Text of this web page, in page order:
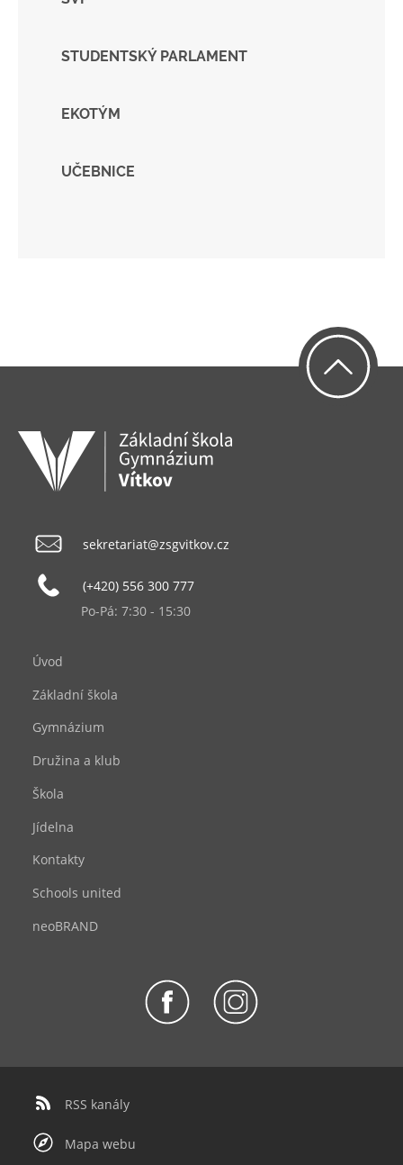
STUDENTSKÝ PARLAMENT
EKOTÝM
UČEBNICE
sekretariat@zsgvitkov.cz
(+420) 556 300 777
Po-Pá: 7:30 - 15:30
Úvod
Základní škola
Gymnázium
Družina a klub
Škola
Jídelna
Kontakty
Schools united
neoBRAND
RSS kanály
Mapa webu